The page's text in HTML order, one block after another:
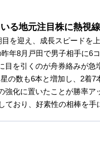
る地元注目株に熱視線
を迎え、成長スピードを
年8月戸田で男子相手に6
目を引くのが舟券絡みが急
星の数も6本と増加し、2
強化に置いたことが勝率
ており、好素性の相棒を